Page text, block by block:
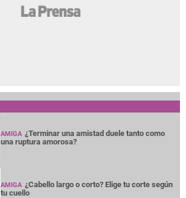
AMIGA ¿Terminar una amistad duele tanto como
una ruptura amorosa?
AMIGA ¿Cabello largo o corto? Elige tu corte según
tu cuello